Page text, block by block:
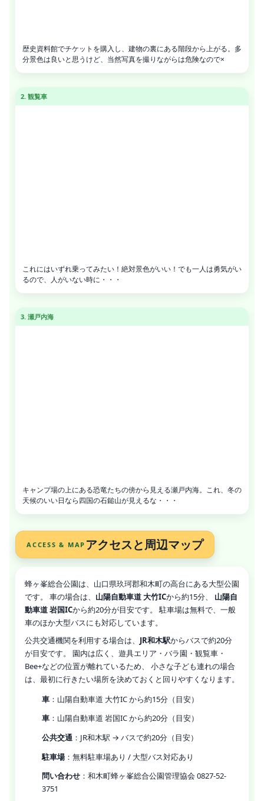
歴史資料館でチケットを購入し、建物の裏にある階段から上がる。多
分景色は良いと思うけど、当然写真を撮りながらは危険なので×
2. 観覧車
これにはいずれ乗ってみたい！絶対景色がいい！でも一人は勇気がい
るので、人がいない時に・・・
3. 瀬戸内海
キャンプ場の上にある恐竜たちの傍から見える瀬戸内海。これ、冬の
天候のいい日なら四国の石鎚山が見えるな・・・
ACCESS & MAP アクセスと周辺マップ
蜂ヶ峯総合公園は、山口県玖珂郡和木町の高台にある大型公園
です。 車の場合は、 山陽自動車道 大竹ICから約15分、 山陽自
動車道 岩国ICから約20分が目安です。 駐車場は無料で、一般
車のほか大型バスにも対応しています。
公共交通機関を利用する場合は、 JR和木駅からバスで約20分
が目安です。 園内は広く、遊具エリア・バラ園・観覧車・
Bee+などの位置が離れているため、 小さな子ども連れの場合
は、最初に行きたい場所を決めておくと回りやすくなります。
車：山陽自動車道 大竹IC から約15分（目安）
車：山陽自動車道 岩国IC から約20分（目安）
公共交通：JR和木駅 → バスで約20分（目安）
駐車場：無料駐車場あり / 大型バス対応あり
問い合わせ：和木町蜂ヶ峯総合公園管理協会 0827-52-
3751